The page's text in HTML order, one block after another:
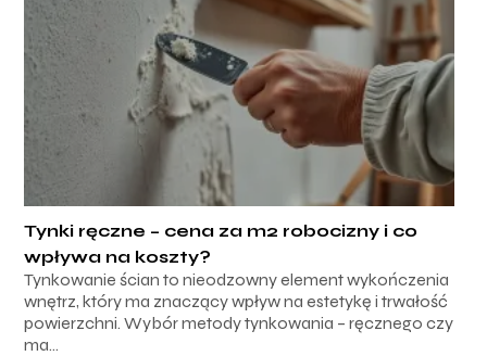
Tynki ręczne – cena za m2 robocizny i co
wpływa na koszty?
Tynkowanie ścian to nieodzowny element wykończenia
wnętrz, który ma znaczący wpływ na estetykę i trwałość
powierzchni. Wybór metody tynkowania – ręcznego czy
ma...